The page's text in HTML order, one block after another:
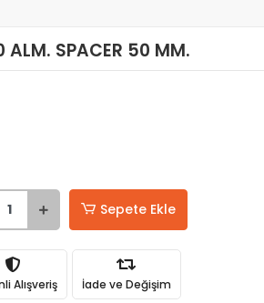
ALM. SPACER 50 MM.
Sepete Ekle
Alışveriş İade ve Değişim